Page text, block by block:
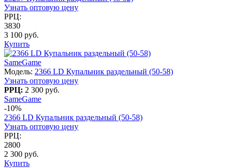
Узнать оптовую цену
РРЦ:
3830
3 100 руб.
Купить
SameGame
Модель: 2366 LD Купальник раздельный (50-58)
Узнать оптовую цену
РРЦ: 2 300 руб.
SameGame
-10%
2366 LD Купальник раздельный (50-58)
Узнать оптовую цену
РРЦ:
2800
2 300 руб.
Купить